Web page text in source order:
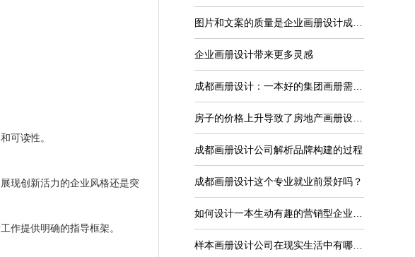
可读性。
现创新活力的企业风格还是突
作提供明确的指导框架。
企业画册设计带来更多灵感
成都画册设计公司解析品牌构建的过程
成都画册设计这个专业就业前景好吗？